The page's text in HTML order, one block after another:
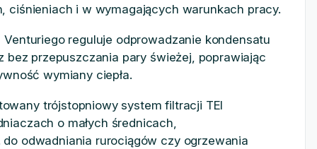
ciśnieniach i w wymagających warunkach pracy.
reguluje odprowadzanie kondensatu
bez przepuszczania pary świeżej, poprawiając
wymiany ciepła.
trójstopniowy system filtracji TEI
o małych średnicach,
odwadniania rurociągów czy ogrzewania